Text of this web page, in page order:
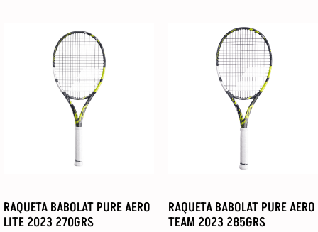
RAQUETA BABOLAT PURE AERO
LITE 2023 270GRS
RAQUETA BABOLAT PURE AERO
TEAM 2023 285GRS